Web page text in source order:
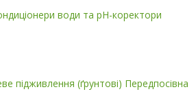
води та pH-коректори
підживлення (ґрунтові) Передпосівна